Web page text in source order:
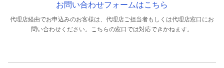
お問い合わせフォームはこちら
代理店経由でお申込みのお客様は、代理店ご担当者もしくは代理店窓口にお
問い合わせください。 こちらの窓口では対応できかねます。